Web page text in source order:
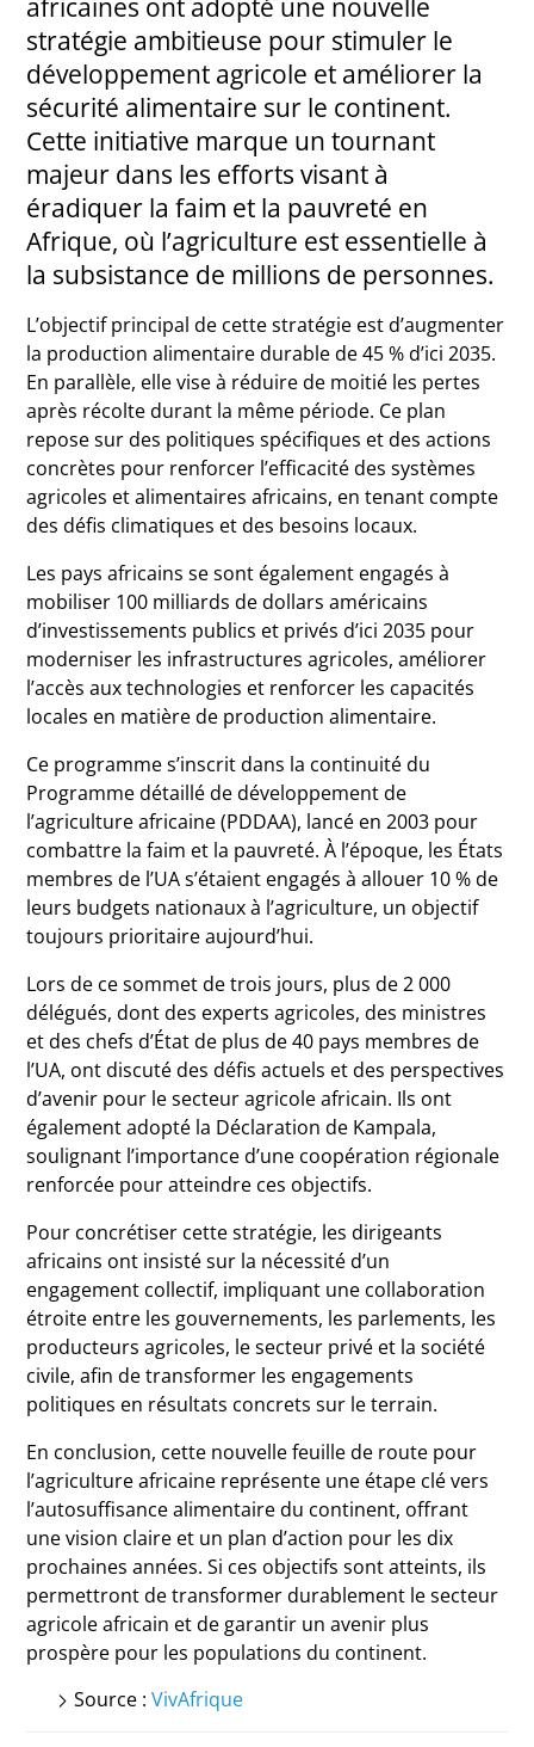
africaines ont adopté une nouvelle
stratégie ambitieuse pour stimuler le
développement agricole et améliorer la
sécurité alimentaire sur le continent.
Cette initiative marque un tournant
majeur dans les efforts visant à
éradiquer la faim et la pauvreté en
Afrique, où l’agriculture est essentielle à
la subsistance de millions de personnes.
L’objectif principal de cette stratégie est d’augmenter
la production alimentaire durable de 45 % d’ici 2035.
En parallèle, elle vise à réduire de moitié les pertes
après récolte durant la même période. Ce plan
repose sur des politiques spécifiques et des actions
concrètes pour renforcer l’efficacité des systèmes
agricoles et alimentaires africains, en tenant compte
des défis climatiques et des besoins locaux.
Les pays africains se sont également engagés à
mobiliser 100 milliards de dollars américains
d’investissements publics et privés d’ici 2035 pour
moderniser les infrastructures agricoles, améliorer
l’accès aux technologies et renforcer les capacités
locales en matière de production alimentaire.
Ce programme s’inscrit dans la continuité du
Programme détaillé de développement de
l’agriculture africaine (PDDAA), lancé en 2003 pour
combattre la faim et la pauvreté. À l’époque, les États
membres de l’UA s’étaient engagés à allouer 10 % de
leurs budgets nationaux à l’agriculture, un objectif
toujours prioritaire aujourd’hui.
Lors de ce sommet de trois jours, plus de 2 000
délégués, dont des experts agricoles, des ministres
et des chefs d’État de plus de 40 pays membres de
l’UA, ont discuté des défis actuels et des perspectives
d’avenir pour le secteur agricole africain. Ils ont
également adopté la Déclaration de Kampala,
soulignant l’importance d’une coopération régionale
renforcée pour atteindre ces objectifs.
Pour concrétiser cette stratégie, les dirigeants
africains ont insisté sur la nécessité d’un
engagement collectif, impliquant une collaboration
étroite entre les gouvernements, les parlements, les
producteurs agricoles, le secteur privé et la société
civile, afin de transformer les engagements
politiques en résultats concrets sur le terrain.
En conclusion, cette nouvelle feuille de route pour
l’agriculture africaine représente une étape clé vers
l’autosuffisance alimentaire du continent, offrant
une vision claire et un plan d’action pour les dix
prochaines années. Si ces objectifs sont atteints, ils
permettront de transformer durablement le secteur
agricole africain et de garantir un avenir plus
prospère pour les populations du continent.
Source :VivAfrique